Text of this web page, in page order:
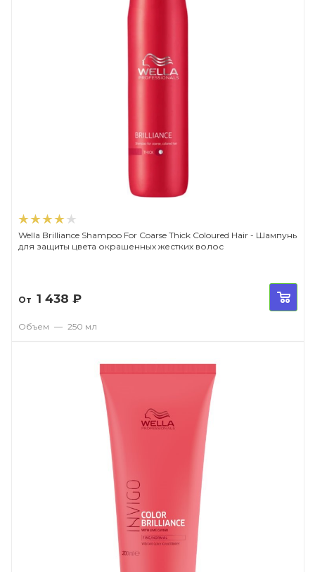
Wella Brilliance Shampoo For Coarse Thick Coloured Hair - Шампунь
для защиты цвета окрашенных жестких волос
От 1 438 ₽
Объем — 250 мл